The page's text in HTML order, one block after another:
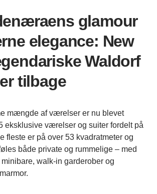
glamour
elegance: New
Waldorf
tilbage
mængde af værelser er nu blevet
eksklusive værelser og suiter fordelt på
fleste er på over 53 kvadratmeter og
både private og rummelige – med
walk-in garderober og